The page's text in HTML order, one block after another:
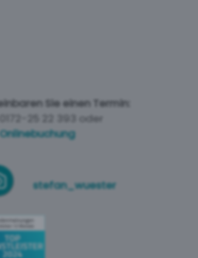
Sie einen Termin:
0172-25 22 393 oder
Onlinebuchung
stefan_wuester